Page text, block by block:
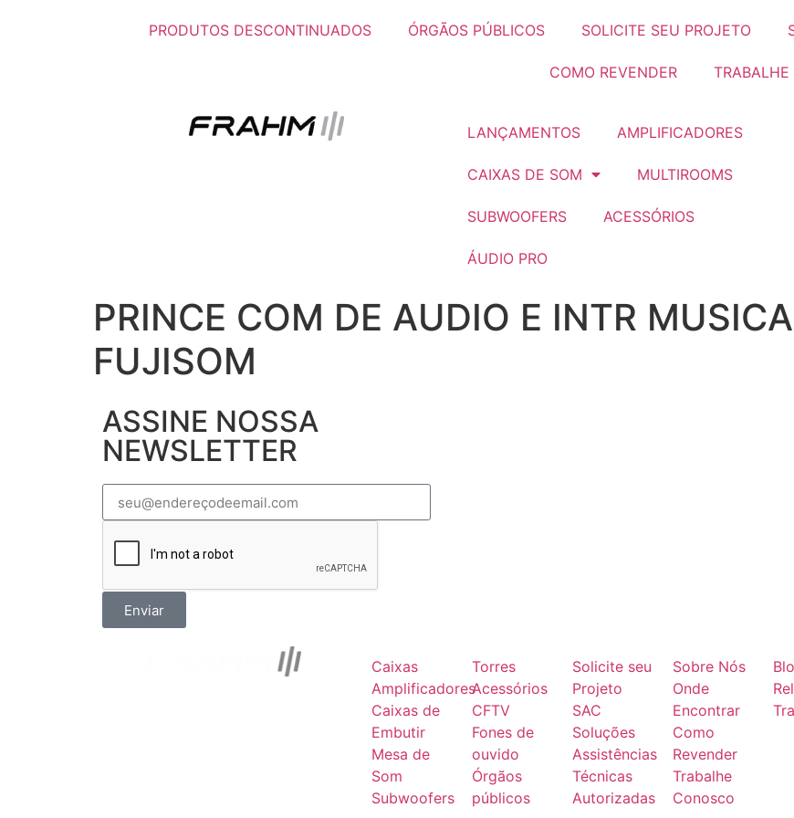
PRODUTOS DESCONTINUADOS ÓRGÃOS PÚBLICOS SOLICITE SEU PROJETO
COMO REVENDER
LANÇAMENTOS AMPLIFICADORES
CAIXAS DE SOM MULTIROOMS
SUBWOOFERS ACESSÓRIOS
ÁUDIO PRO
PRINCE COM DE AUDIO E INTR
FUJISOM
ASSINE NOSSA
NEWSLETTER
Enviar
Caixas
Amplificadores
Caixas de
Embutir
Mesa de
Som
Subwoofers
Torres
Acessórios
CFTV
Fones de
ouvido
Órgãos
públicos
Solicite seu
Projeto
SAC
Soluções
Assistências
Técnicas
Autorizadas
Sobre Nós
Onde
Encontrar
Como
Revender
Trabalhe
Conosco